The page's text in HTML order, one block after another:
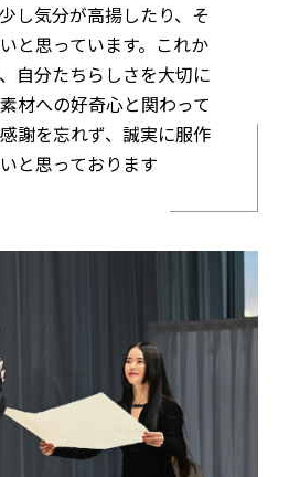
し気分が高揚したり、そ
と思っています。これか
自分たちらしさを大切に
材への好奇心と関わって
謝を忘れず、誠実に服作
と思っております